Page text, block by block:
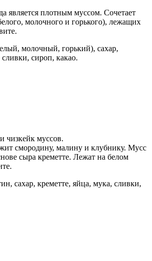
является плотным муссом. Сочетает
молочного и горького), лежащих
молочный, горький), сахар,
сироп, какао.
чизкейк муссов.
смородину, малину и клубнику. Мусс
сыра креметте. Лежат на белом
сахар, креметте, яйца, мука, сливки,